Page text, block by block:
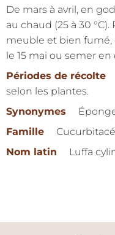
De mars à avril, en
au chaud (25 à 30
meuble et bien fumé,
le 15 mai ou semer en
Périodes de récolte
selon les plantes.
Synonymes
Famille
Nom latin
Luffa